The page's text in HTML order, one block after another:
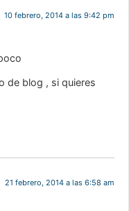
10 febrero, 2014 a las 9:42 pm
de blog , si quieres
21 febrero, 2014 a las 6:58 am